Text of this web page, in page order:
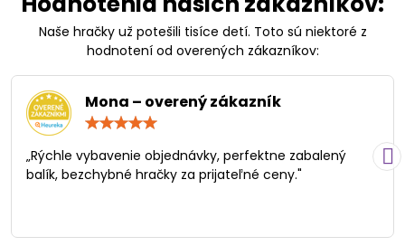
Naše hračky už potešili tisíce detí. Toto sú niektoré z
hodnotení od overených zákazníkov:
Mona – overený zákazník
/
5
„Rýchle vybavenie objednávky, perfektne zabalený
balík, bezchybné hračky za prijateľné ceny."